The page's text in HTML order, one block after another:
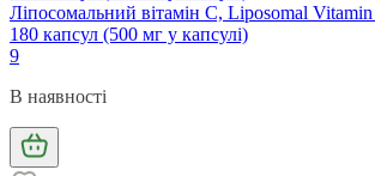
Ліпосомальний вітамін С, Liposomal
180 капсул (500 мг у капсулі)
9
В наявності